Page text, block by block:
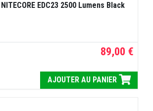
EDC23 2500 Lumens Black
89,00 €
AJOUTER AU PANIER